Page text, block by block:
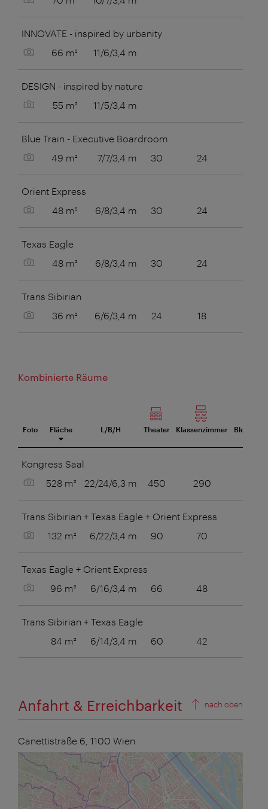
INNOVATE - inspired by urbanity
Bild anzeigen
66 m² 11/6/3,4 m
DESIGN - inspired by nature
Bild anzeigen
55 m² 11/5/3,4 m
Blue Train - Executive Boardroom
Bild anzeigen
49 m² 7/7/3,4 m 30 24
Orient Express
Bild anzeigen
48 m² 6/8/3,4 m 30 24
Texas Eagle
Bild anzeigen
48 m² 6/8/3,4 m 30 24
Trans Sibirian
Bild anzeigen
36 m² 6/6/3,4 m 24 18
Kombinierte Räume
Foto Fläche L/B/H Theater Klassenzimmer Blocktafel
Kongress Saal
Bild anzeigen
528 m² 22/24/6,3 m 450 290
Trans Sibirian + Texas Eagle + Orient Express
Bild anzeigen
132 m² 6/22/3,4 m 90 70
Texas Eagle + Orient Express
Bild anzeigen
96 m² 6/16/3,4 m 66 48
Trans Sibirian + Texas Eagle
84 m²
6/14/3,4 m 60 42
Anfahrt & Erreichbarkeit nach oben
Canettistraße 6, 1100 Wien